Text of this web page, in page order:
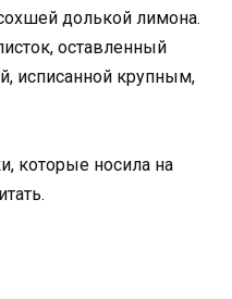
долькой лимона.
оставленный
исписанной крупным,
которые носила на